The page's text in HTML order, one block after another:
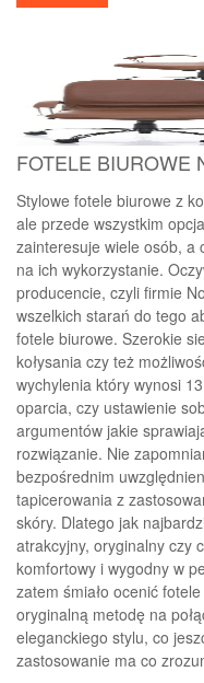
FOTELE BIUROWE
Stylowe fotele biurowe z
ale przede wszystkim
zainteresuje wiele osób, a
na ich wykorzystanie.
producencie, czyli firmie
wszelkich starań do tego
fotele biurowe. Szerokie
kołysania czy też
wychylenia który wynosi
oparcia, czy ustawienie
argumentów jakie
rozwiązanie. Nie
bezpośrednim
tapicerowania z
skóry. Dlatego jak
atrakcyjny, oryginalny czy
komfortowy i wygodny w
zatem śmiało ocenić
oryginalną metodę na
eleganckiego stylu, co
zastosowanie ma co